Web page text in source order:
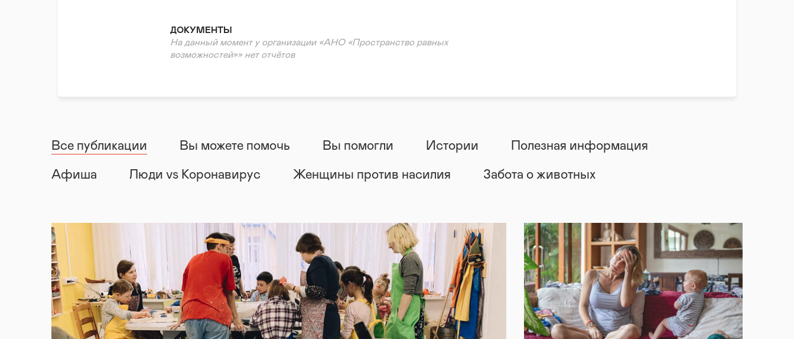
ДОКУМЕНТЫ
На данный момент у организации «АНО «Пространство равных
возможностей»» нет отчётов
Все публикации Вы можете помочь Вы помогли Истории Полезная информация
Афиша Люди vs Коронавирус Женщины против насилия Забота о животных